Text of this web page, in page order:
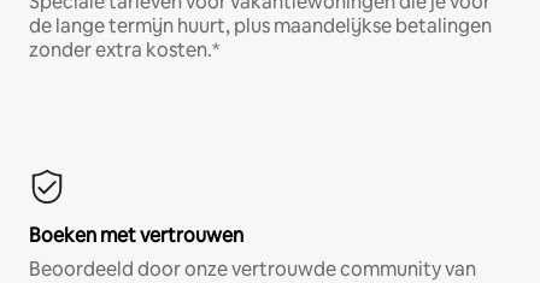
de lange termijn huurt, plus maandelijkse betalingen
zonder extra kosten.*
Boeken met vertrouwen
Beoordeeld door onze vertrouwde community van